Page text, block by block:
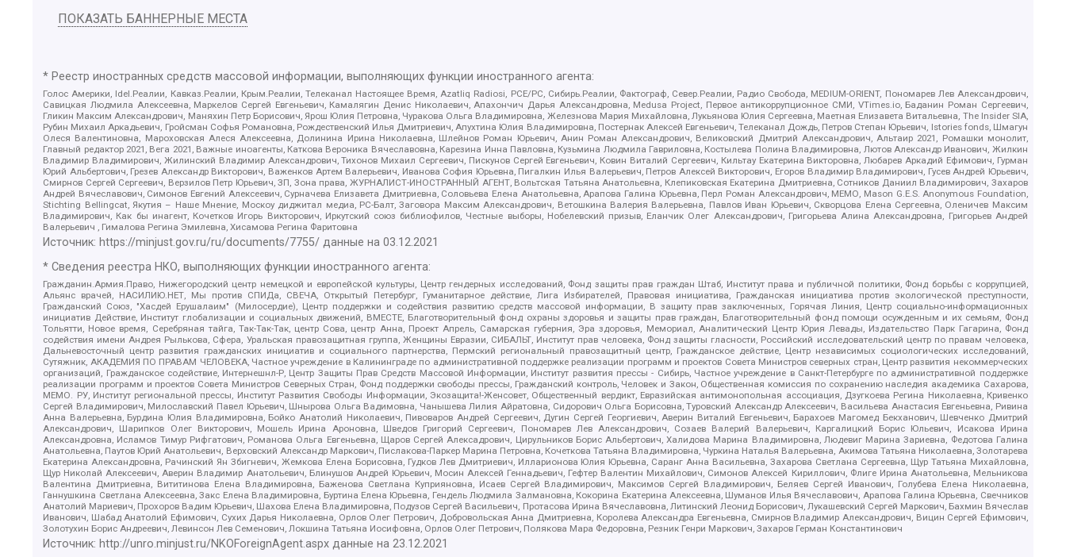
ПОКАЗАТЬ БАННЕРНЫЕ МЕСТА
* Реестр иностранных средств массовой информации, выполняющих функции иностранного агента:
Голос Америки, Idel.Реалии, Кавказ.Реалии, Крым.Реалии, Телеканал Настоящее Время, Azatliq Radiosi, PCE/PC, Сибирь.Реалии, Фактограф, Север.Реалии, Радио Свобода, MEDIUM-ORIENT, Пономарев Лев Александрович,
Савицкая Людмила Алексеевна, Маркелов Сергей Евгеньевич, Камалягин Денис Николаевич, Апахончич Дарья Александровна, Medusa Project, Первое антикоррупционное СМИ, VTimes.io, Баданин Роман Сергеевич,
Гликин Максим Александрович, Маняхин Петр Борисович, Ярош Юлия Петровна, Чуракова Ольга Владимировна, Железнова Мария Михайловна, Лукьянова Юлия Сергеевна, Маетная Елизавета Витальевна, The Insider SIA,
Рубин Михаил Аркадьевич, Гройсман Софья Романовна, Рождественский Илья Дмитриевич, Апухтина Юлия Владимировна, Постернак Алексей Евгеньевич, Телеканал Дождь, Петров Степан Юрьевич, Istories fonds, Шмагун
Олеся Валентиновна, Мароховская Алеся Алексеевна, Долинина Ирина Николаевна, Шлейнов Роман Юрьевич, Анин Роман Александрович, Великовский Дмитрий Александрович, Альтаир 2021, Ромашки монолит,
Главный редактор 2021, Вега 2021, Важные иноагенты, Каткова Вероника Вячеславовна, Карезина Инна Павловна, Кузьмина Людмила Гавриловна, Костылева Полина Владимировна, Лютов Александр Иванович, Жилкин
Владимир Владимирович, Жилинский Владимир Александрович, Тихонов Михаил Сергеевич, Пискунов Сергей Евгеньевич, Ковин Виталий Сергеевич, Кильтау Екатерина Викторовна, Любарев Аркадий Ефимович, Гурман
Юрий Альбертович, Грезев Александр Викторович, Важенков Артем Валерьевич, Иванова София Юрьевна, Пигалкин Илья Валерьевич, Петров Алексей Викторович, Егоров Владимир Владимирович, Гусев Андрей Юрьевич,
Смирнов Сергей Сергеевич, Верзилов Петр Юрьевич, ЗП, Зона права, ЖУРНАЛИСТ-ИНОСТРАННЫЙ АГЕНТ, Вольтская Татьяна Анатольевна, Клепиковская Екатерина Дмитриевна, Сотников Даниил Владимирович, Захаров
Андрей Вячеславович, Симонов Евгений Алексеевич, Сурначева Елизавета Дмитриевна, Соловьева Елена Анатольевна, Арапова Галина Юрьевна, Перл Роман Александрович, МЕМО, Mason G.E.S. Anonymous Foundation,
Stichting Bellingcat, Якутия – Наше Мнение, Москоу диджитал медиа, РС-Балт, Заговора Максим Александрович, Ветошкина Валерия Валерьевна, Павлов Иван Юрьевич, Скворцова Елена Сергеевна, Оленичев Максим
Владимирович, Как бы инагент, Кочетков Игорь Викторович, Иркутский союз библиофилов, Честные выборы, Нобелевский призыв, Еланчик Олег Александрович, Григорьева Алина Александровна, Григорьев Андрей
Валерьевич , Гималова Регина Эмилевна, Хисамова Регина Фаритовна
Источник: https://minjust.gov.ru/ru/documents/7755/ данные на03.12.2021
* Сведения реестра НКО, выполняющих функции иностранного агента:
Гражданин.Армия.Право, Нижегородский центр немецкой и европейской культуры, Центр гендерных исследований, Фонд защиты прав граждан Штаб, Институт права и публичной политики, Фонд борьбы с коррупцией,
Альянс врачей, НАСИЛИЮ.НЕТ, Мы против СПИДа, СВЕЧА, Открытый Петербург, Гуманитарное действие, Лига Избирателей, Правовая инициатива, Гражданская инициатива против экологической преступности,
Гражданский Союз, "Хасдей Ерушалаим" (Милосердие), Центр поддержки и содействия развитию средств массовой информации, В защиту прав заключенных, Горячая Линия, Центр социально-информационных
инициатив Действие, Институт глобализации и социальных движений, ВМЕСТЕ, Благотворительный фонд охраны здоровья и защиты прав граждан, Благотворительный фонд помощи осужденным и их семьям, Фонд
Тольятти, Новое время, Серебряная тайга, Так-Так-Так, центр Сова, центр Анна, Проект Апрель, Самарская губерния, Эра здоровья, Мемориал, Аналитический Центр Юрия Левады, Издательство Парк Гагарина, Фонд
содействия имени Андрея Рылькова, Сфера, Уральская правозащитная группа, Женщины Евразии, СИБАЛЬТ, Институт прав человека, Фонд защиты гласности, Российский исследовательский центр по правам человека,
Дальневосточный центр развития гражданских инициатив и социального партнерства, Пермский региональный правозащитный центр, Гражданское действие, Центр независимых социологических исследований,
Сутяжник, АКАДЕМИЯ ПО ПРАВАМ ЧЕЛОВЕКА, Частное учреждение в Калининграде по административной поддержке реализации программ и проектов Совета Министров северных стран, Центр развития некоммерческих
организаций, Гражданское содействие, Интернешнл-Р, Центр Защиты Прав Средств Массовой Информации, Институт развития прессы - Сибирь, Частное учреждение в Санкт-Петербурге по административной поддержке
реализации программ и проектов Совета Министров Северных Стран, Фонд поддержки свободы прессы, Гражданский контроль, Человек и Закон, Общественная комиссия по сохранению наследия академика Сахарова,
МЕМО. РУ, Институт региональной прессы, Институт Развития Свободы Информации, Экозащита!-Женсовет, Общественный вердикт, Евразийская антимонопольная ассоциация, Дзугкоева Регина Николаевна, Кривенко
Сергей Владимирович, Милославский Павел Юрьевич, Шнырова Ольга Вадимовна, Чанышева Лилия Айратовна, Сидорович Ольга Борисовна, Туровский Александр Алексеевич, Васильева Анастасия Евгеньевна, Ривина
Анна Валерьевна, Бурдина Юлия Владимировна, Бойко Анатолий Николаевич, Пивоваров Андрей Сергеевич, Дугин Сергей Георгиевич, Аверин Виталий Евгеньевич, Барахоев Магомед Бекханович, Шевченко Дмитрий
Александрович, Шарипков Олег Викторович, Мошель Ирина Ароновна, Шведов Григорий Сергеевич, Пономарев Лев Александрович, Созаев Валерий Валерьевич, Каргалицкий Борис Юльевич, Исакова Ирина
Александровна, Исламов Тимур Рифгатович, Романова Ольга Евгеньевна, Щаров Сергей Алексадрович, Цирульников Борис Альбертович, Халидова Марина Владимировна, Людевиг Марина Зариевна, Федотова Галина
Анатольевна, Паутов Юрий Анатольевич, Верховский Александр Маркович, Пислакова-Паркер Марина Петровна, Кочеткова Татьяна Владимировна, Чуркина Наталья Валерьевна, Акимова Татьяна Николаевна, Золотарева
Екатерина Александровна, Рачинский Ян Збигневич, Жемкова Елена Борисовна, Гудков Лев Дмитриевич, Илларионова Юлия Юрьевна, Саранг Анна Васильевна, Захарова Светлана Сергеевна, Щур Татьяна Михайловна,
Щур Николай Алексеевич, Аверин Владимир Анатольевич, Блинушов Андрей Юрьевич, Мосин Алексей Геннадьевич, Гефтер Валентин Михайлович, Симонов Алексей Кириллович, Флиге Ирина Анатольевна, Мельникова
Валентина Дмитриевна, Вититинова Елена Владимировна, Баженова Светлана Куприяновна, Исаев Сергей Владимирович, Максимов Сергей Владимирович, Беляев Сергей Иванович, Голубева Елена Николаевна,
Ганнушкина Светлана Алексеевна, Закс Елена Владимировна, Буртина Елена Юрьевна, Гендель Людмила Залмановна, Кокорина Екатерина Алексеевна, Шуманов Илья Вячеславович, Арапова Галина Юрьевна, Свечников
Анатолий Мариевич, Прохоров Вадим Юрьевич, Шахова Елена Владимировна, Подузов Сергей Васильевич, Протасова Ирина Вячеславовна, Литинский Леонид Борисович, Лукашевский Сергей Маркович, Бахмин Вячеслав
Иванович, Шабад Анатолий Ефимович, Сухих Дарья Николаевна, Орлов Олег Петрович, Добровольская Анна Дмитриевна, Королева Александра Евгеньевна, Смирнов Владимир Александрович, Вицин Сергей Ефимович,
Золотухин Борис Андреевич, Левинсон Лев Семенович, Локшина Татьяна Иосифовна, Орлов Олег Петрович, Полякова Мара Федоровна, Резник Генри Маркович, Захаров Герман Константинович
Источник: http://unro.minjust.ru/NKOForeignAgent.aspx данные на23.12.2021